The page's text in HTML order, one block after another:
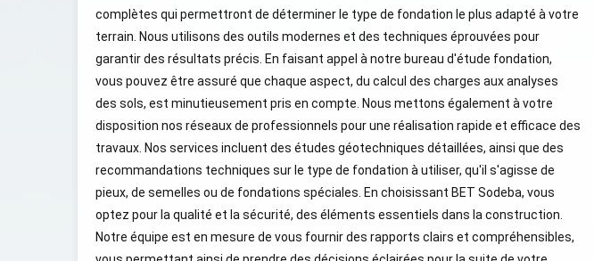
complètes qui permettront de déterminer le type de fondation le plus adapté à votre
terrain. Nous utilisons des outils modernes et des techniques éprouvées pour
garantir des résultats précis. En faisant appel à notre bureau d'étude fondation,
vous pouvez être assuré que chaque aspect, du calcul des charges aux analyses
des sols, est minutieusement pris en compte. Nous mettons également à votre
disposition nos réseaux de professionnels pour une réalisation rapide et efficace des
travaux. Nos services incluent des études géotechniques détaillées, ainsi que des
recommandations techniques sur le type de fondation à utiliser, qu'il s'agisse de
pieux, de semelles ou de fondations spéciales. En choisissant BET Sodeba, vous
optez pour la qualité et la sécurité, des éléments essentiels dans la construction.
Notre équipe est en mesure de vous fournir des rapports clairs et compréhensibles,